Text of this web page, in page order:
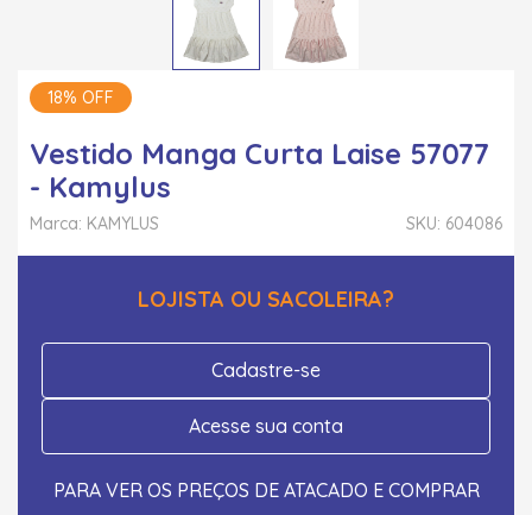
18% OFF
Vestido Manga Curta Laise 57077
- Kamylus
SKU: 604086
Marca: KAMYLUS
LOJISTA OU SACOLEIRA?
Cadastre-se
Acesse sua conta
PARA VER OS PREÇOS DE ATACADO E COMPRAR